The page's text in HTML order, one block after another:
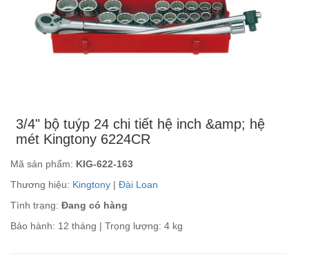
3/4" bộ tuýp 24 chi tiết hệ inch &amp; hệ
mét Kingtony 6224CR
Mã sản phẩm: KIG-622-163
Thương hiệu: Kingtony | Đài Loan
Tình trạng: Đang có hàng
Bảo hành: 12 tháng | Trọng lượng: 4 kg